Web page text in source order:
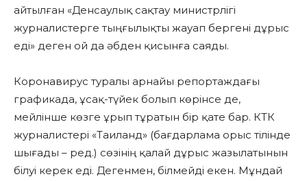
айтылған «Денсаулық сақтау министрлігі
журналистерге тыңғылықты жауап бергені дұрыс
еді» деген ой да әбден қисынға саяды.
Коронавирус туралы арнайы репортаждағы
графикада, ұсақ-түйек болып көрінсе де,
мейлінше көзге ұрып тұратын бір қате бар. КТК
журналистері «Таиланд» (бағдарлама орыс тілінде
шығады – ред.) сөзінің қалай дұрыс жазылатынын
білуі керек еді. Дегенмен, білмейді екен. Мұндай